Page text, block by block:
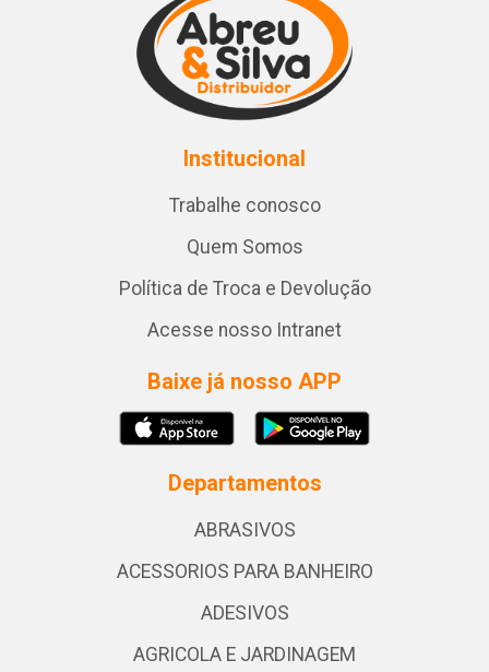
Institucional
Trabalhe conosco
Quem Somos
Política de Troca e Devolução
Acesse nosso Intranet
Baixe já nosso APP
Departamentos
ABRASIVOS
ACESSORIOS PARA BANHEIRO
ADESIVOS
AGRICOLA E JARDINAGEM